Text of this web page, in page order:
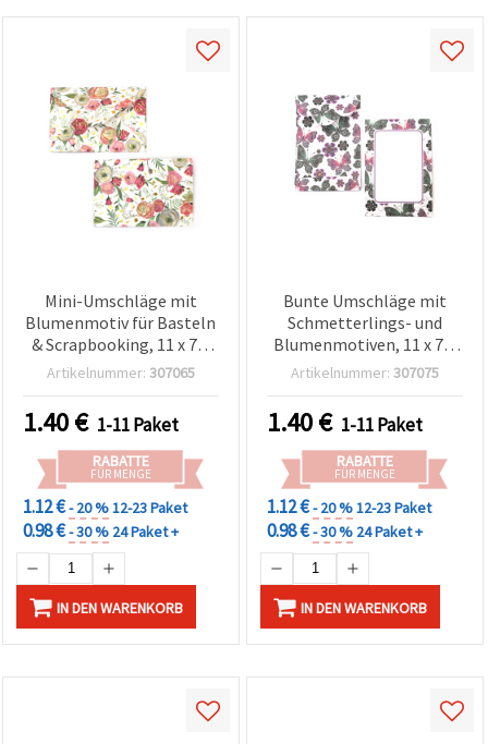
Mini-Umschläge mit
Blumenmotiv für Basteln
& Scrapbooking, 11 x 7,5
cm – 10 Stück
Artikelnummer: 307065
1.40€ 1-11 Paket
RABATTE
FÜR MENGE
1.12 €- 20 %12-23 Paket
0.98 €- 30 % 24 Paket +
IN DEN WARENKORB
Bunte Umschläge mit
Schmetterlings- und
Blumenmotiven, 11 x 7,5
cm – 10 Stück, Motivmix,
Scrapbooking
Artikelnummer: 307075
1.40€ 1-11 Paket
RABATTE
FÜR MENGE
1.12 €- 20 %12-23 Paket
0.98 €- 30 % 24 Paket +
IN DEN WARENKORB